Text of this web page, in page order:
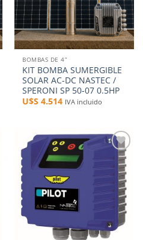
BOMBAS DE 4”
KIT BOMBA SUMERGIBLE
SOLAR AC-DC NASTEC /
SPERONI SP 50-07 0.5HP
U$S4.514 IVA incluido
Añadir
a la
lista de
deseos